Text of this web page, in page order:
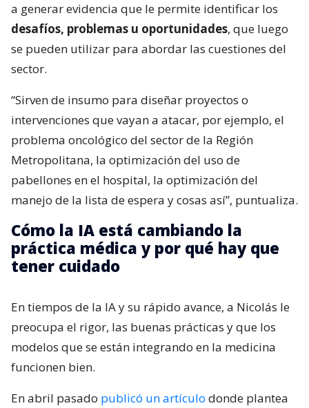
a generar evidencia que le permite identificar los
desafíos, problemas u oportunidades, que luego
se pueden utilizar para abordar las cuestiones del
sector.
“Sirven de insumo para diseñar proyectos o
intervenciones que vayan a atacar, por ejemplo, el
problema oncológico del sector de la Región
Metropolitana, la optimización del uso de
pabellones en el hospital, la optimización del
manejo de la lista de espera y cosas así”, puntualiza.
Cómo la IA está cambiando la
práctica médica y por qué hay que
tener cuidado
En tiempos de la IA y su rápido avance, a Nicolás le
preocupa el rigor, las buenas prácticas y que los
modelos que se están integrando en la medicina
funcionen bien.
En abril pasado publicó un artículo donde plantea